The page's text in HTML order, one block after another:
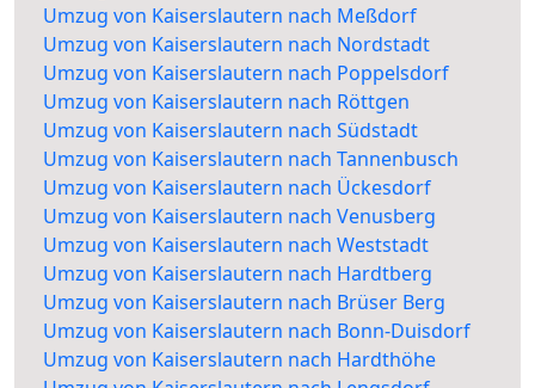
Umzug von Kaiserslautern nach Meßdorf
Umzug von Kaiserslautern nach Nordstadt
Umzug von Kaiserslautern nach Poppelsdorf
Umzug von Kaiserslautern nach Röttgen
Umzug von Kaiserslautern nach Südstadt
Umzug von Kaiserslautern nach Tannenbusch
Umzug von Kaiserslautern nach Ückesdorf
Umzug von Kaiserslautern nach Venusberg
Umzug von Kaiserslautern nach Weststadt
Umzug von Kaiserslautern nach Hardtberg
Umzug von Kaiserslautern nach Brüser Berg
Umzug von Kaiserslautern nach Bonn-Duisdorf
Umzug von Kaiserslautern nach Hardthöhe